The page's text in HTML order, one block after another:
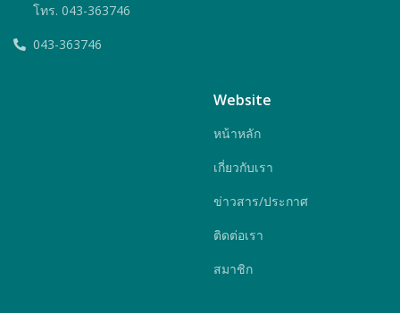
โทร. 043-363746
043-363746
Website
หน้าหลัก
เกี่ยวกับเรา
ข่าวสาร/ประกาศ
ติดต่อเรา
สมาชิก